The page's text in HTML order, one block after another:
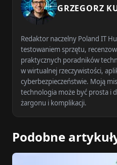
GRZEGORZ
Redaktor naczelny Poland IT
testowaniem sprzętu,
praktycznych poradników
w wirtualnej rzeczywistości,
cyberbezpieczeństwie. Moją
technologia może być prosta i
żargonu i komplikacji.
Podobne